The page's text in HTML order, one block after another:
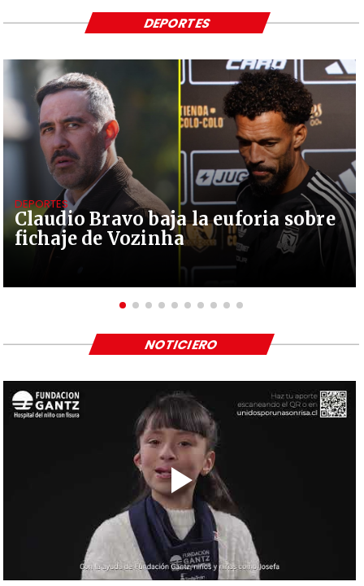
Claudio Bravo baja la euforia sobre
fichaje de Vozinha
DEPORTES
DEPORTES
NOTICIERO